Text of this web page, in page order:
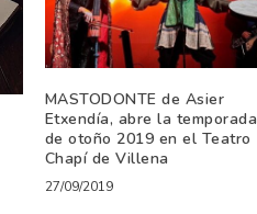
MASTODONTE de Asier
Etxendía, abre la temporada
de otoño 2019 en el Teatro
Chapí de Villena
27/09/2019